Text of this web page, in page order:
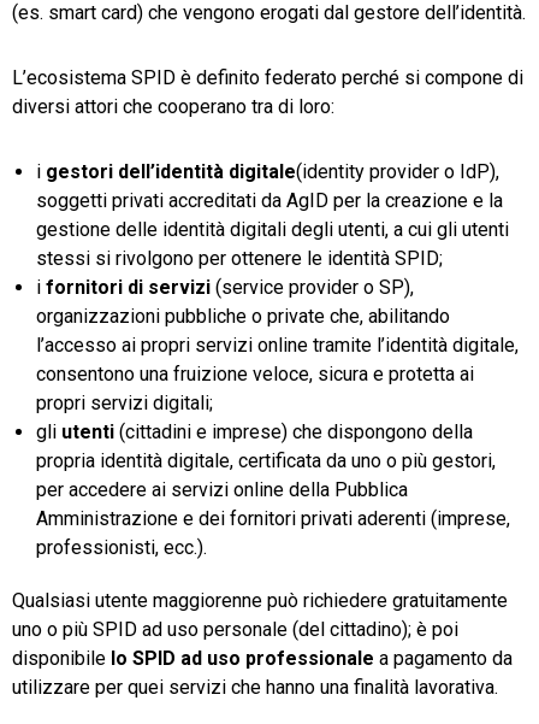
(es. smart card) che vengono erogati dal gestore dell’identità.
L’ecosistema SPID è definito federato perché si compone di
diversi attori che cooperano tra di loro:
i gestori dell’identità digitale(identity provider o IdP),
soggetti privati accreditati da AgID per la creazione e la
gestione delle identità digitali degli utenti, a cui gli utenti
stessi si rivolgono per ottenere le identità SPID;
i fornitori di servizi (service provider o SP),
organizzazioni pubbliche o private che, abilitando
l’accesso ai propri servizi online tramite l’identità digitale,
consentono una fruizione veloce, sicura e protetta ai
propri servizi digitali;
gli utenti (cittadini e imprese) che dispongono della
propria identità digitale, certificata da uno o più gestori,
per accedere ai servizi online della Pubblica
Amministrazione e dei fornitori privati aderenti (imprese,
professionisti, ecc.).
Qualsiasi utente maggiorenne può richiedere gratuitamente
uno o più SPID ad uso personale (del cittadino); è poi
disponibile lo SPID ad uso professionale a pagamento da
utilizzare per quei servizi che hanno una finalità lavorativa.